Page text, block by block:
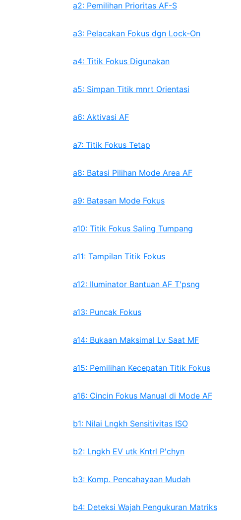
a2: Pemilihan Prioritas AF-S
a3: Pelacakan Fokus dgn Lock-On
a4: Titik Fokus Digunakan
a5: Simpan Titik mnrt Orientasi
a6: Aktivasi AF
a7: Titik Fokus Tetap
a8: Batasi Pilihan Mode Area AF
a9: Batasan Mode Fokus
a10: Titik Fokus Saling Tumpang
a11: Tampilan Titik Fokus
a12: Iluminator Bantuan AF T'psng
a13: Puncak Fokus
a14: Bukaan Maksimal Lv Saat MF
a15: Pemilihan Kecepatan Titik Fokus
a16: Cincin Fokus Manual di Mode AF
b1: Nilai Lngkh Sensitivitas ISO
b2: Lngkh EV utk Kntrl P'chyn
b3: Komp. Pencahayaan Mudah
b4: Deteksi Wajah Pengukuran Matriks